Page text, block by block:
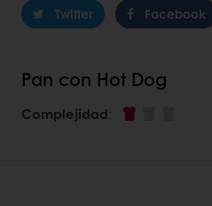
Twitter Facebook
Pan con Hot Dog
Complejidad: